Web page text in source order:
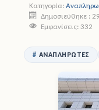
Επικοινωνία
Κατηγορία:
Δημοσιεύθηκε :
Εμφανίσεις: 332
ΑΝΑΠΛΗΡΩΤΈΣ